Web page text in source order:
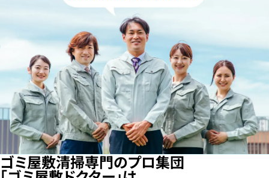
ゴミ屋敷清掃専門のプロ集団